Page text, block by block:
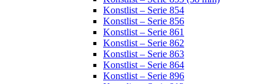
Konstlist – Serie 854
Konstlist – Serie 856
Konstlist – Serie 861
Konstlist – Serie 862
Konstlist – Serie 863
Konstlist – Serie 864
Konstlist – Serie 896